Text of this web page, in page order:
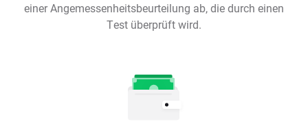
einer Angemessenheitsbeurteilung ab, die durch einen
Test überprüft wird.